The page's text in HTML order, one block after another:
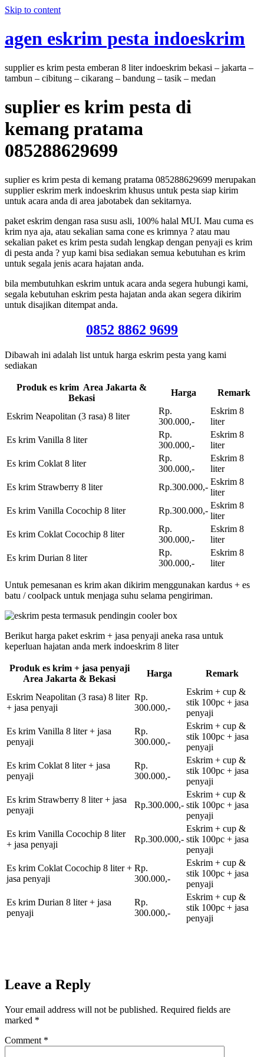
Skip to content
agen eskrim pesta indoeskrim
supplier es krim pesta emberan 8 liter indoeskrim bekasi – jakarta –
tambun – cibitung – cikarang – bandung – tasik – medan
suplier es krim pesta di
kemang pratama
085288629699
suplier es krim pesta di kemang pratama 085288629699 merupakan
supplier eskrim merk indoeskrim khusus untuk pesta siap kirim
untuk acara anda di area jabotabek dan sekitarnya.
paket eskrim dengan rasa susu asli, 100% halal MUI. Mau cuma es
krim nya aja, atau sekalian sama cone es krimnya ? atau mau
sekalian paket es krim pesta sudah lengkap dengan penyaji es krim
di pesta anda ? yup kami bisa sediakan semua kebutuhan es krim
untuk segala jenis acara hajatan anda.
bila membutuhkan eskrim untuk acara anda segera hubungi kami,
segala kebutuhan eskrim pesta hajatan anda akan segera dikirim
untuk disajikan ditempat anda.
0852 8862 9699
Dibawah ini adalah list untuk harga eskrim pesta yang kami
sediakan
Produk es krim Area Jakarta &
Bekasi
Harga Remark
Eskrim Neapolitan (3 rasa) 8 liter
Rp.
300.000,-
Eskrim 8
liter
Es krim Vanilla 8 liter
Rp.
300.000,-
Eskrim 8
liter
Es krim Coklat 8 liter
Rp.
300.000,-
Eskrim 8
liter
Es krim Strawberry 8 liter
Rp.300.000,-
Eskrim 8
liter
Es krim Vanilla Cocochip 8 liter
Rp.300.000,-
Eskrim 8
liter
Es krim Coklat Cocochip 8 liter
Rp.
300.000,-
Eskrim 8
liter
Es krim Durian 8 liter
Rp.
300.000,-
Eskrim 8
liter
Untuk pemesanan es krim akan dikirim menggunakan kardus + es
batu / coolpack untuk menjaga suhu selama pengiriman.
Berikut harga paket eskrim + jasa penyaji aneka rasa untuk
keperluan hajatan anda merk indoeskrim 8 liter
Produk es krim + jasa penyaji
Area Jakarta & Bekasi
Harga Remark
Eskrim Neapolitan (3 rasa) 8 liter
+ jasa penyaji
Rp.
300.000,-
Eskrim + cup &
stik 100pc + jasa
penyaji
Es krim Vanilla 8 liter + jasa
penyaji
Rp.
300.000,-
Eskrim + cup &
stik 100pc + jasa
penyaji
Es krim Coklat 8 liter + jasa
penyaji
Rp.
300.000,-
Eskrim + cup &
stik 100pc + jasa
penyaji
Es krim Strawberry 8 liter + jasa
penyaji
Rp.300.000,-
Eskrim + cup &
stik 100pc + jasa
penyaji
Es krim Vanilla Cocochip 8 liter
+ jasa penyaji
Rp.300.000,-
Eskrim + cup &
stik 100pc + jasa
penyaji
Es krim Coklat Cocochip 8 liter +
jasa penyaji
Rp.
300.000,-
Eskrim + cup &
stik 100pc + jasa
penyaji
Es krim Durian 8 liter + jasa
penyaji
Rp.
300.000,-
Eskrim + cup &
stik 100pc + jasa
penyaji
Leave a Reply
Your email address will not be published. Required fields are
marked *
Comment *